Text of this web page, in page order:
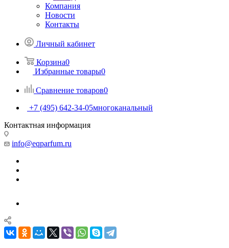
Компания
Новости
Контакты
Личный кабинет
Корзина0
Избранные товары0
Сравнение товаров0
+7 (495) 642-34-05многоканальный
Контактная информация
info@eqparfum.ru